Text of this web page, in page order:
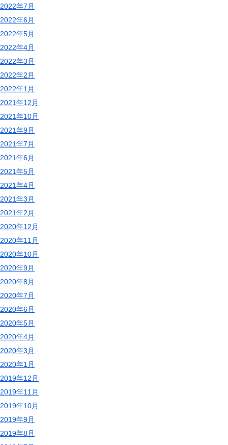
2022年7月
2022年6月
2022年5月
2022年4月
2022年3月
2022年2月
2022年1月
2021年12月
2021年10月
2021年9月
2021年7月
2021年6月
2021年5月
2021年4月
2021年3月
2021年2月
2020年12月
2020年11月
2020年10月
2020年9月
2020年8月
2020年7月
2020年6月
2020年5月
2020年4月
2020年3月
2020年1月
2019年12月
2019年11月
2019年10月
2019年9月
2019年8月